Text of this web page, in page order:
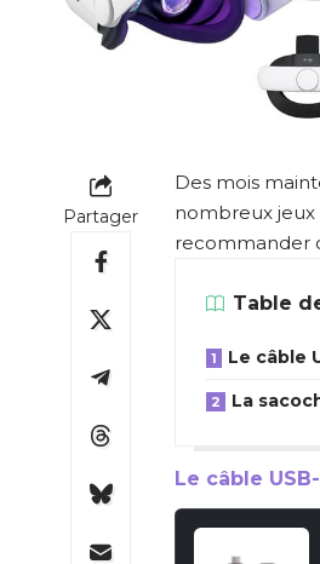
Partager
Des mois
nombreux jeux
recommander
Table
Le câble
La
Le câble